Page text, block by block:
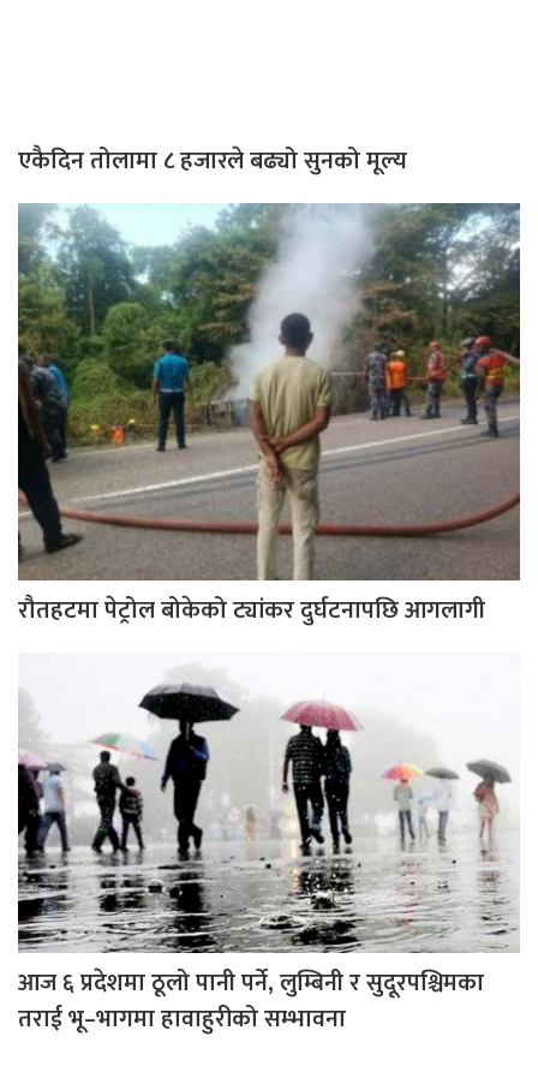
एकैदिन तोलामा ८ हजारले बढ्यो सुनको मूल्य
रौतहटमा पेट्रोल बोकेको ट्यांकर दुर्घटनापछि आगलागी
आज ६ प्रदेशमा ठूलो पानी पर्ने, लुम्बिनी र सुदूरपश्चिमका
तराई भू–भागमा हावाहुरीको सम्भावना